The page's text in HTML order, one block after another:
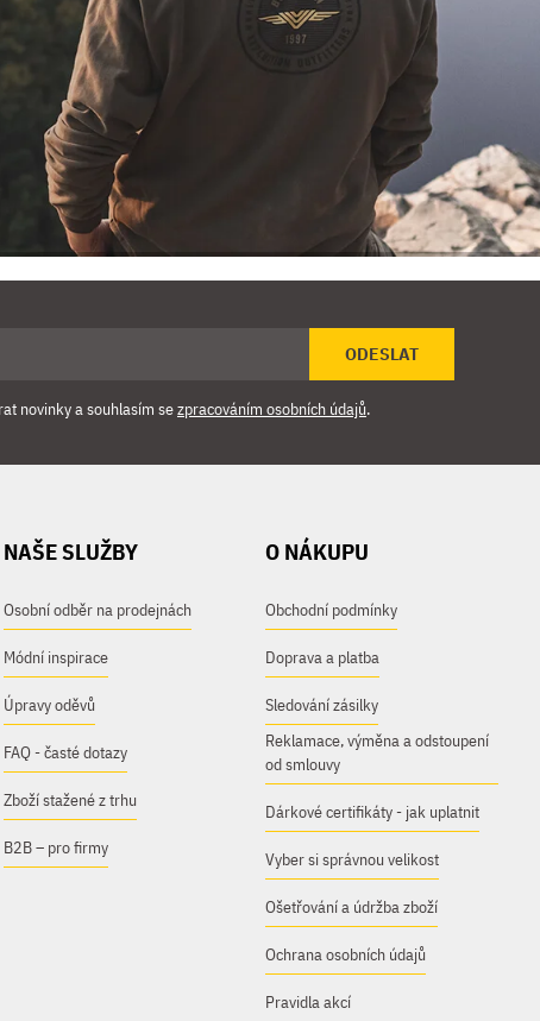
ODESLAT
novinky a souhlasím sezpracováním osobních údajů.
NAŠE SLUŽBY
Osobní odběr na prodejnách
Módní inspirace
Úpravy oděvů
FAQ - časté dotazy
Zboží stažené z trhu
B2B – pro firmy
O NÁKUPU
Obchodní podmínky
Doprava a platba
Sledování zásilky
Reklamace, výměna a odstoupení
od smlouvy
Dárkové certifikáty - jak uplatnit
Vyber si správnou velikost
Ošetřování a údržba zboží
Ochrana osobních údajů
Pravidla akcí